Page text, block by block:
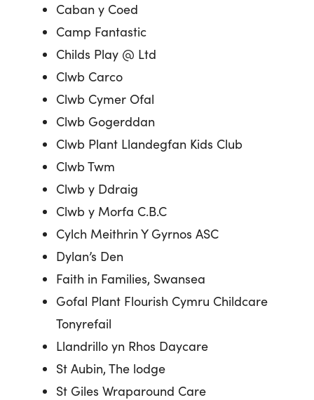
Caban y Coed
Camp Fantastic
Childs Play @ Ltd
Clwb Carco
Clwb Cymer Ofal
Clwb Gogerddan
Clwb Plant Llandegfan Kids Club
Clwb Twm
Clwb y Ddraig
Clwb y Morfa C.B.C
Cylch Meithrin Y Gyrnos ASC
Dylan’s Den
Faith in Families, Swansea
Gofal Plant Flourish Cymru Childcare
Tonyrefail
Llandrillo yn Rhos Daycare
St Aubin, The lodge
St Giles Wraparound Care